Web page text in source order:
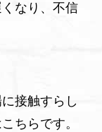
なり、不信
接触すらし
ちらです。